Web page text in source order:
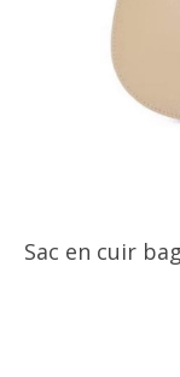
Sac en cuir